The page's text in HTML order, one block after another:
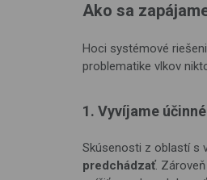
Ako sa
Hoci systémové
problematike vlkov
1. Vyvíjame
Skúsenosti z oblastí s
predchádzať.